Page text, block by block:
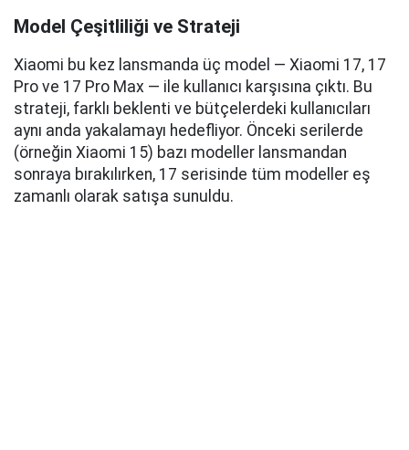
Model Çeşitliliği ve Strateji
Xiaomi bu kez lansmanda üç model — Xiaomi 17, 17
Pro ve 17 Pro Max — ile kullanıcı karşısına çıktı. Bu
strateji, farklı beklenti ve bütçelerdeki kullanıcıları
aynı anda yakalamayı hedefliyor. Önceki serilerde
(örneğin Xiaomi 15) bazı modeller lansmandan
sonraya bırakılırken, 17 serisinde tüm modeller eş
zamanlı olarak satışa sunuldu.